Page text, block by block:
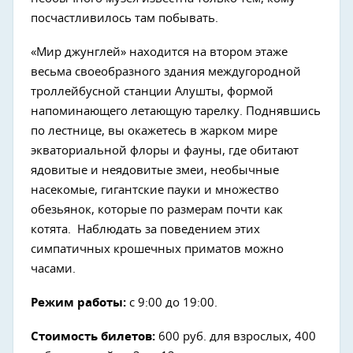
посчастливилось там побывать.
«Мир джунглей» находится на втором этаже
весьма своеобразного здания междугородной
троллейбусной станции Алушты, формой
напоминающего летающую тарелку. Поднявшись
по лестнице, вы окажетесь в жарком мире
экваториальной флоры и фауны, где обитают
ядовитые и неядовитые змеи, необычные
насекомые, гигантские пауки и множество
обезьянок, которые по размерам почти как
котята. Наблюдать за поведением этих
симпатичных крошечных приматов можно
часами.
Режим работы: с 9:00 до 19:00.
Стоимость билетов: 600 руб. для взрослых, 400